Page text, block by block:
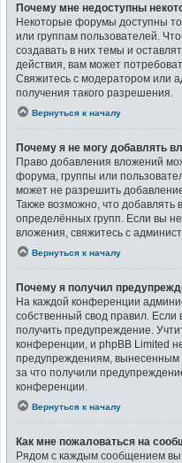
Почему мне недоступны
Некоторые форумы доступны
или группам пользователей.
создавать в них темы и
действия, вам может
Свяжитесь с модератором или
получения такого разрешения.
Вернуться к началу
Почему я не могу добавлять
Право добавления вложений
форума, группы или
может не разрешить
Также возможно, что
определённых групп. Если вы
вложения, свяжитесь с
Вернуться к началу
Почему я получил
На каждой конференции
собственный свод правил.
получить предупреждение.
конференции, и phpBB Limited
предупреждениям, вынесенным
за что получили
конференции.
Вернуться к началу
Как мне пожаловаться на
Рядом с каждым сообщением вы